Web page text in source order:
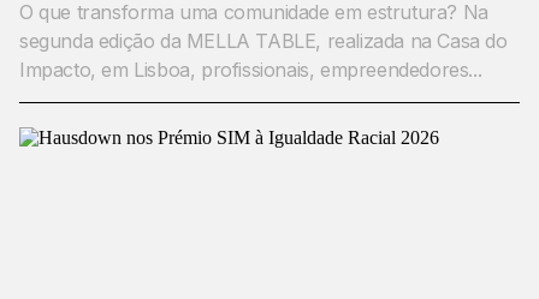
O que transforma uma comunidade em estrutura? Na
segunda edição da MELLA TABLE, realizada na Casa do
Impacto, em Lisboa, profissionais, empreendedores...